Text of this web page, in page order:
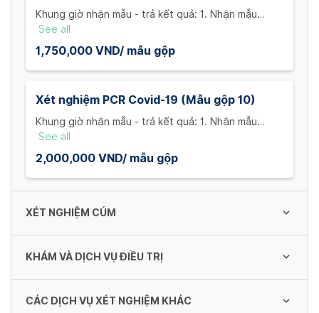
Khung giờ nhận mẫu - trả kết quả: 1. Nhận mẫu
trước 10h00 - trả kết quả vào 20h00 cùng ngày 2.
Nhận mẫu trước 14h30 - trả kết quả vào 11h00 hôm
sau 3. Nhận mẫu trước 21h00 - trả kết quả vào
14h00 hôm sau Phụ phí trả kết quả tại nhà: VND
See all
1,750,000 VND/ mẫu gộp
Xét nghiệm PCR Covid-19 (Mẫu gộp 10)
Khung giờ nhận mẫu - trả kết quả: 1. Nhận mẫu
trước 10h00 - trả kết quả vào 20h00 cùng ngày 2.
Nhận mẫu trước 14h30 - trả kết quả vào 11h00 hôm
sau 3. Nhận mẫu trước 21h00 - trả kết quả vào
14h00 hôm sau Phụ phí trả kết quả tại nhà: VND
See all
2,000,000 VND/ mẫu gộp
XÉT NGHIỆM CÚM
Xét nghiệm cúm AB
KHÁM VÀ DỊCH VỤ ĐIỀU TRỊ
CÁC DỊCH VỤ XÉT NGHIỆM KHÁC